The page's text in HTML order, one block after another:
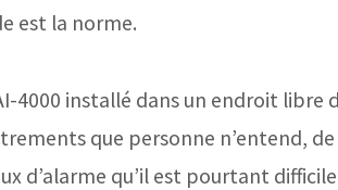
est la norme.
4000 installé dans un endroit libre
que personne n’entend,
d’alarme qu’il est pourtant